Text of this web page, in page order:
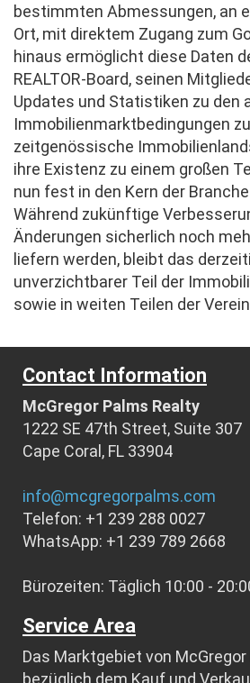
bestimmten Abmessungen, an
Ort, mit direktem Zugang zum
hinaus ermöglicht diese Daten
REALTOR-Board, seinen
Updates und Statistiken zu den
Immobilienmarktbedingungen
zeitgenössische
ihre Existenz zu einem großen
nun fest in den Kern der
Während zukünftige
Änderungen sicherlich noch
liefern werden, bleibt das
unverzichtbarer Teil der
sowie in weiten Teilen der
Contact Information
McGregor Palms Realty
1222 SE 47th Street, Suite 307
Cape Coral, FL 33904
info@mcgregorpalms.com
Telefon: +1 239 288 0027
WhatsApp: +1 239 789 2668
Bürozeiten: Täglich 10:00 -
Service Area
Das Marktgebiet von
bezüglich dem Kauf und